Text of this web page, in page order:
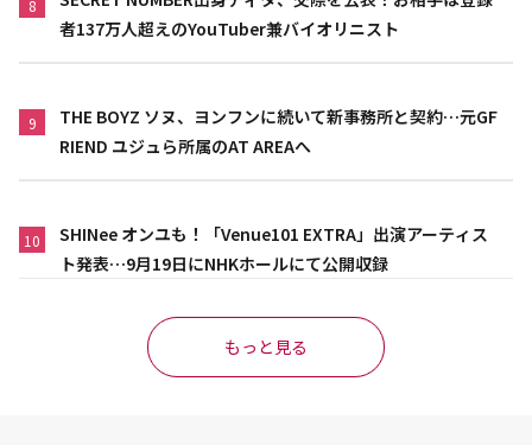
8
者137万人超えのYouTuber兼バイオリニスト
9
THE BOYZ ソヌ、ヨンフンに続いて新事務所と契約…元GF
RIEND ユジュら所属のAT AREAへ
10
SHINee オンユも！「Venue101 EXTRA」出演アーティス
ト発表…9月19日にNHKホールにて公開収録
もっと見る